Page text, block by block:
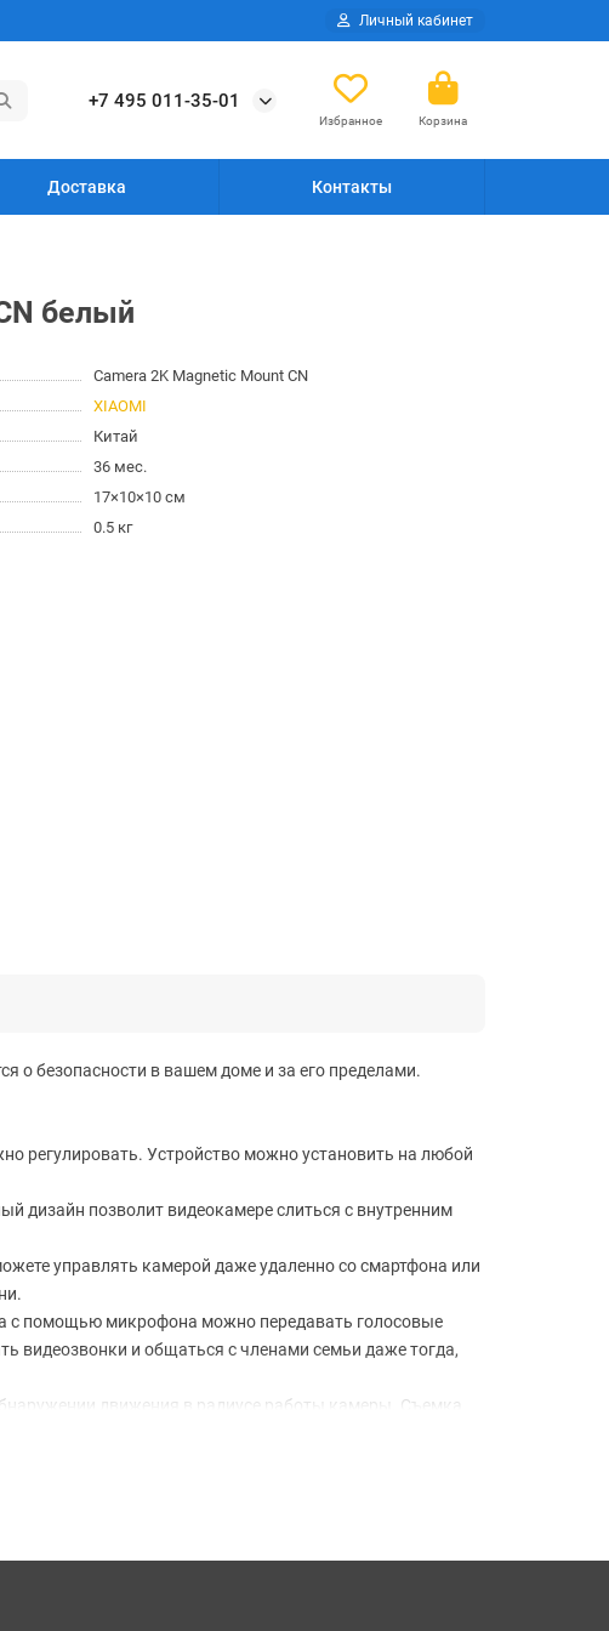
Личный кабинет
+7 495 011-35-01
Избранное Корзина
Доставка Контакты
белый
Camera 2K Magnetic Mount CN
XIAOMI
Китай
36 мес.
17×10×10 см
0.5 кг
о безопасности в вашем доме и за его пределами.
регулировать. Устройство можно установить на любой
дизайн позволит видеокамере слиться с внутренним
управлять камерой даже удаленно со смартфона или
с помощью микрофона можно передавать голосовые
видеозвонки и общаться с членами семьи даже тогда,
движения в радиусе работы камеры. Съемка
детали. Модель подходит как для домашнего, так и